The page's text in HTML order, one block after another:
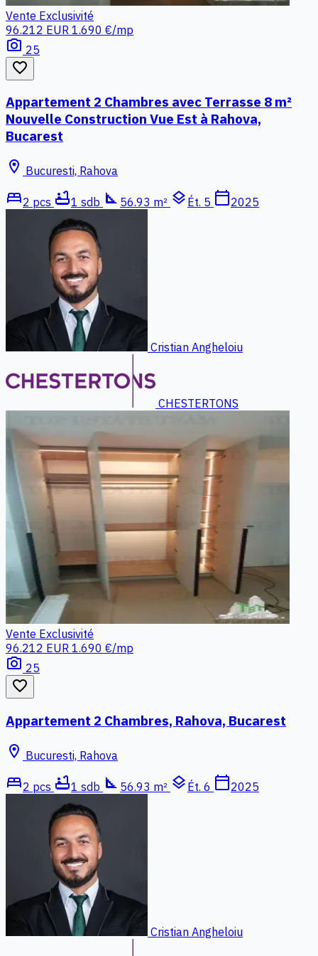
Vente Exclusivité
96.212 EUR 1.690 €/mp
photo_camera 25
favorite_border
Appartement 2 Chambres avec Terrasse 8 m²
Nouvelle Construction Vue Est à Rahova,
Bucarest
location_on Bucuresti, Rahova
bed2 pcs bathtub1 sdb square_foot 56.93 m² layers Ét. 5 calendar_today2025
Cristian Angheloiu
CHESTERTONS
Vente Exclusivité
96.212 EUR 1.690 €/mp
photo_camera 25
favorite_border
Appartement 2 Chambres, Rahova, Bucarest
location_on Bucuresti, Rahova
bed2 pcs bathtub1 sdb square_foot 56.93 m² layers Ét. 6 calendar_today2025
Cristian Angheloiu